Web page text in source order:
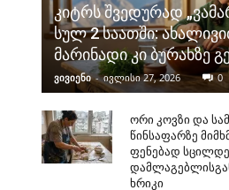
კიტრს შვედურად
სულ 2 საათში:
მარინადი კი ბურახზე
ვივიენი - ივლისი 27, 2026 0
ორი კოვზი და
წინსაფარზე
ფენებად
ხრიკი